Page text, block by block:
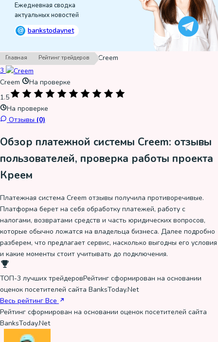
Ежедневная сводка
актуальных новостей
@ bankstodaynet
Главная Рейтинг трейдеров ›Creem
3
Creem
На проверке
1.5
На проверке
Отзывы (0)
Обзор платежной системы Creem: отзывы
пользователей, проверка работы проекта
Креем
Платежная система Creem отзывы получила противоречивые.
Платформа берет на себя обработку платежей, работу с
налогами, возвратами средств и часть юридических вопросов,
которые обычно ложатся на владельца бизнеса. Далее подробно
разберем, что предлагает сервис, насколько выгодны его условия
и какие моменты стоит учитывать до подключения.
ТОП-3 лучших трейдеровРейтинг сформирован на основании
оценок посетителей сайта BanksToday.Net
Весь рейтинг Все
Рейтинг сформирован на основании оценок посетителей сайта
BanksToday.Net